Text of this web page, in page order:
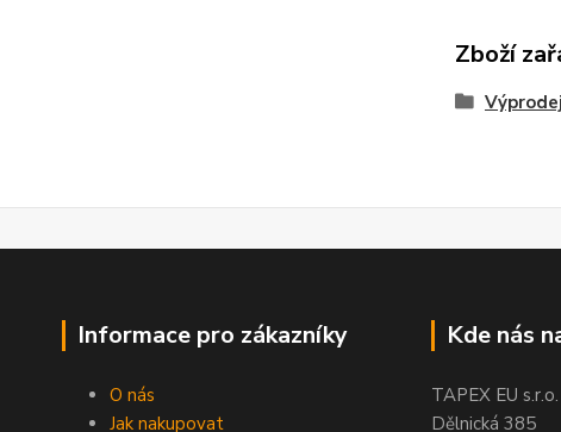
Zboží
Výprodej
Informace pro zákazníky
O nás
Jak nakupovat
Kde nás
TAPEX EU s.r.o.
Dělnická 385